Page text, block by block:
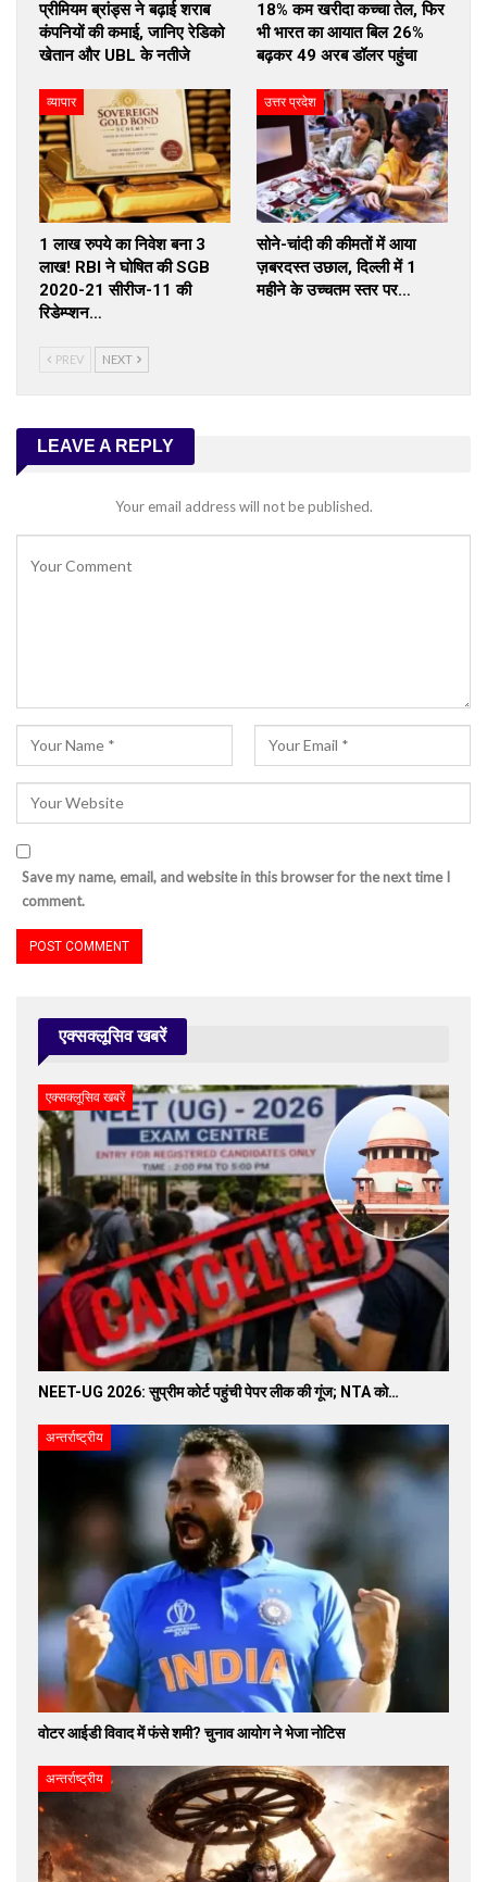
प्रीमियम ब्रांड्स ने बढ़ाई शराब
कंपनियों की कमाई, जानिए रेडिको
खेतान और UBL के नतीजे
18% कम खरीदा कच्चा तेल, फिर
भी भारत का आयात बिल 26%
बढ़कर 49 अरब डॉलर पहुंचा
व्यापार
1 लाख रुपये का निवेश बना 3
लाख! RBI ने घोषित की SGB
2020-21 सीरीज-11 की
रिडेम्प्शन…
उत्तर प्रदेश
सोने-चांदी की कीमतों में आया
ज़बरदस्त उछाल, दिल्ली में 1
महीने के उच्चतम स्तर पर…
PREV NEXT
LEAVE A REPLY
Your email address will not be published.
Save my name, email, and website in this browser for the next time I
comment.
एक्सक्लूसिव खबरें
एक्सक्लूसिव खबरें
NEET-UG 2026: सुप्रीम कोर्ट पहुंची पेपर लीक की गूंज; NTA को…
अन्तर्राष्ट्रीय
वोटर आईडी विवाद में फंसे शमी? चुनाव आयोग ने भेजा नोटिस
अन्तर्राष्ट्रीय